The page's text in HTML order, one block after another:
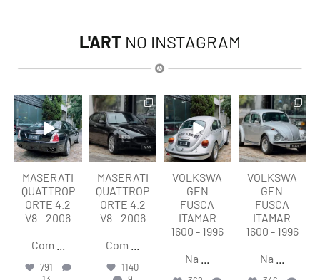
L'ART NO INSTAGRAM
lart.br
Ago 6
MASERATI
QUATTROP
ORTE 4.2
V8 - 2006
Com
791
lart.br
Ago 6
MASERATI
QUATTROP
ORTE 4.2
V8 - 2006
Com
1140
lart.br
Ago 6
VOLKSWA
GEN
FUSCA
ITAMAR
1600 - 1996
Na
lart.br
Ago 6
VOLKSWA
GEN
FUSCA
ITAMAR
1600 - 1996
Na